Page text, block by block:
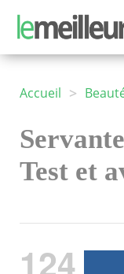
Accueil >
Test et
124